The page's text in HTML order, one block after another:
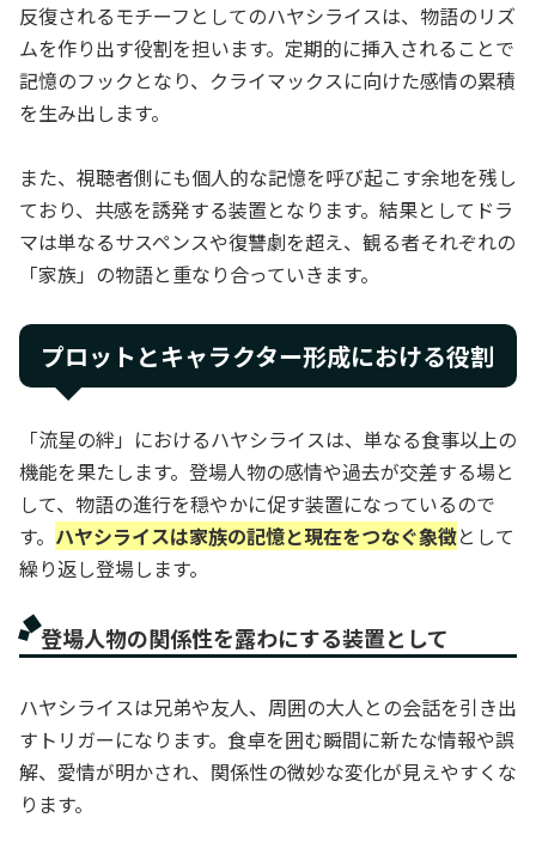
反復されるモチーフとしてのハヤシライスは、物語のリズ
ムを作り出す役割を担います。定期的に挿入されることで
記憶のフックとなり、クライマックスに向けた感情の累積
を生み出します。
また、視聴者側にも個人的な記憶を呼び起こす余地を残し
ており、共感を誘発する装置となります。結果としてドラ
マは単なるサスペンスや復讐劇を超え、観る者それぞれの
「家族」の物語と重なり合っていきます。
プロットとキャラクター形成における役割
「流星の絆」におけるハヤシライスは、単なる食事以上の
機能を果たします。登場人物の感情や過去が交差する場と
して、物語の進行を穏やかに促す装置になっているので
す。 ハヤシライスは家族の記憶と現在をつなぐ象徴として
繰り返し登場します。
登場人物の関係性を露わにする装置として
ハヤシライスは兄弟や友人、周囲の大人との会話を引き出
すトリガーになります。食卓を囲む瞬間に新たな情報や誤
解、愛情が明かされ、関係性の微妙な変化が見えやすくな
ります。